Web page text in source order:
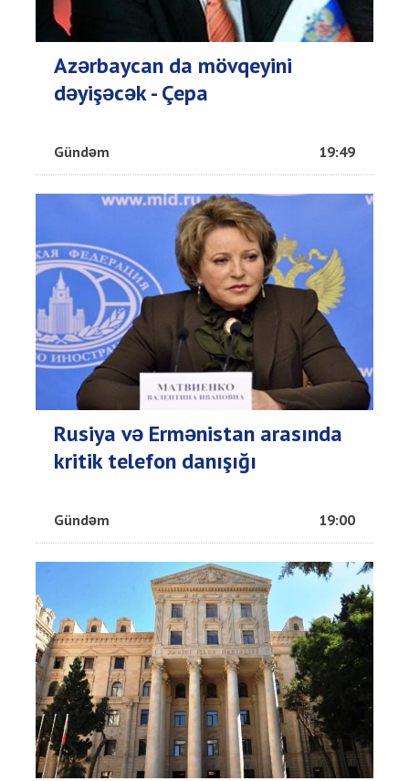
Azərbaycan da mövqeyini
dəyişəcək - Çepa
Gündəm 19:49
Rusiya və Ermənistan arasında
kritik telefon danışığı
Gündəm 19:00